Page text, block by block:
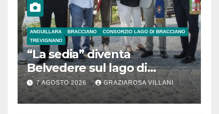
ANGUILLARA BRACCIANO
CONSORZIO LAGO DI BRACCIANO
TREVIGNANO
“La sedia” diventa
Belvedere sul lago di
Bracciano: ieri
l’inaugurazione
7 AGOSTO 2026 GRAZIAROSA VILLANI